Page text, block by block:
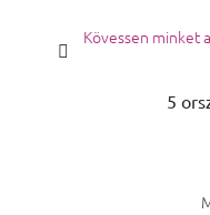
Kövessen minket
5